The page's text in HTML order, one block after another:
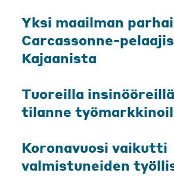
Yksi maailman
Carcassonne-
Kajaanista
Tuoreilla
tilanne
Koronavuosi vaikutti
valmistuneiden